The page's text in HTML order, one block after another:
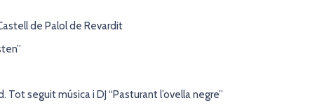
de Palol de Revardit
seguit música i DJ “Pasturant l’ovella negre”